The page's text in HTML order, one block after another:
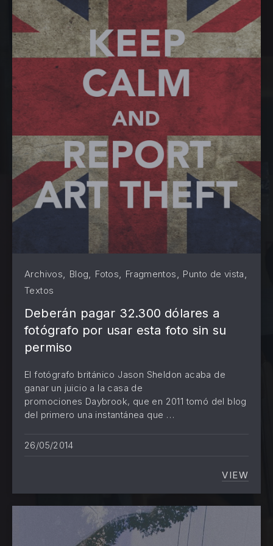
Archivos Blog Fotos Fragmentos Punto de vista
Textos
Deberán pagar 32.300 dólares a
fotógrafo por usar esta foto sin su
permiso
El fotógrafo británico Jason Sheldon acaba de
ganar un juicio a la casa de
promociones Daybrook, que en 2011 tomó del blog
del primero una instantánea que …
26/05/2014
VIEW